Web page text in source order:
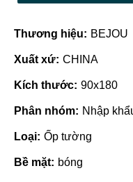
Thương hiệu: BEJOU
Xuất xứ: CHINA
Kích thước: 90x180
Phân nhóm: Nhập
Loại: Ốp tường
Bề mặt: bóng